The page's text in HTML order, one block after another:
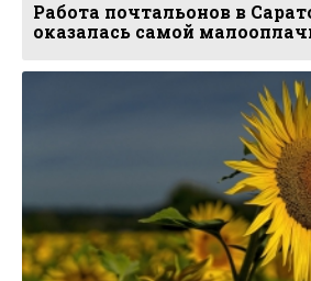
Работа почтальонов в
оказалась самой